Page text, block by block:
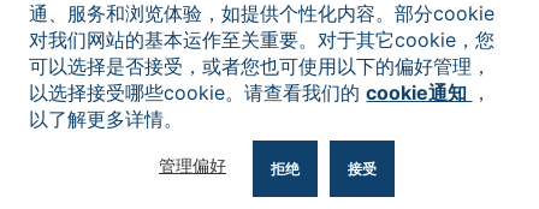
通、服务和浏览体验，如提供个性化内容。部分cookie
对我们网站的基本运作至关重要。对于其它cookie，您
可以选择是否接受，或者您也可使用以下的偏好管理，
以选择接受哪些cookie。请查看我们的cookie通知 ，
以了解更多详情。
管理偏好 拒绝 接受
©2026 深圳前海联合交易中心有限公司版权所有，翻印必究
粤ICP备17008009号
粤公网安备 44030502003349